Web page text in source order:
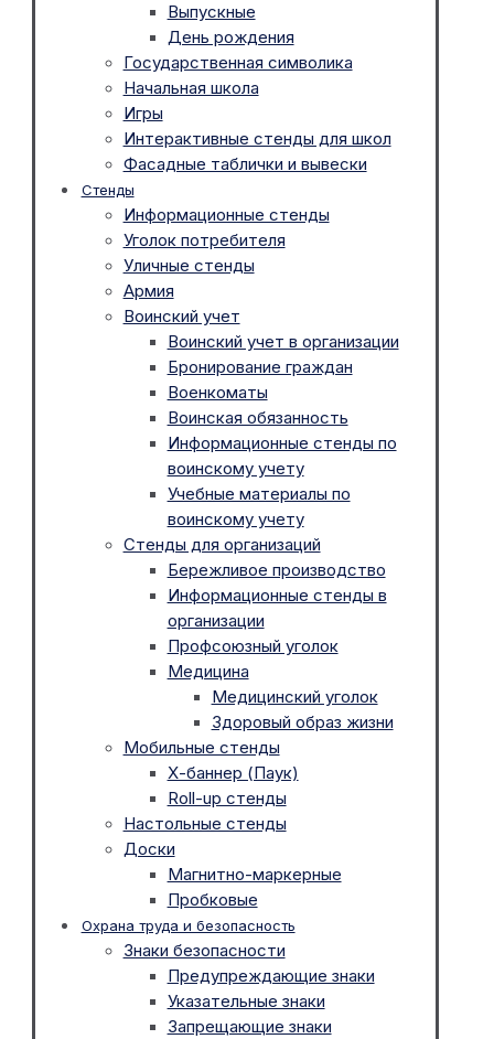
Выпускные
День рождения
Государственная символика
Начальная школа
Игры
Интерактивные стенды для школ
Фасадные таблички и вывески
Стенды
Информационные стенды
Уголок потребителя
Уличные стенды
Армия
Воинский учет
Воинский учет в организации
Бронирование граждан
Военкоматы
Воинская обязанность
Информационные стенды по
воинскому учету
Учебные материалы по
воинскому учету
Стенды для организаций
Бережливое производство
Информационные стенды в
организации
Профсоюзный уголок
Медицина
Медицинский уголок
Здоровый образ жизни
Мобильные стенды
Х-баннер (Паук)
Roll-up стенды
Настольные стенды
Доски
Магнитно-маркерные
Пробковые
Охрана труда и безопасность
Знаки безопасности
Предупреждающие знаки
Указательные знаки
Запрещающие знаки